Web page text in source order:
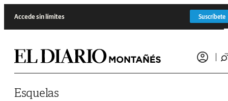
Accede sin límites Suscríbete
Esquelas